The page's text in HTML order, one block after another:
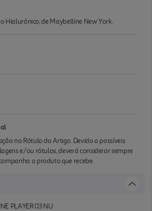
Hialurónico, de Maybelline New York.
no Rótulo do Artigo. Devido a possíveis
e/ou rótulos, deverá considerar sempre
o produto que recebe.
PLAYER 03 NU